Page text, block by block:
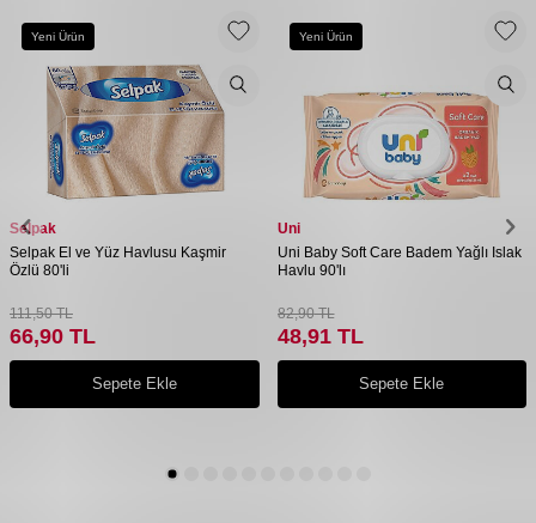
Yeni Ürün
Selpak
Selpak El ve Yüz Havlusu Kaşmir
Özlü 80'li
111,50TL
66,90 TL
Sepete Ekle
Yeni Ürün
Uni
Uni Baby Soft Care Badem Yağlı Islak
Havlu 90'lı
82,90TL
48,91TL
Sepete Ekle